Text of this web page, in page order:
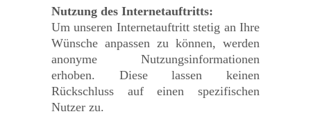
Nutzung des Internetauftritts:
Um unseren Internetauftritt stetig an Ihre
Wünsche anpassen zu können, werden
anonyme Nutzungsinformationen
erhoben. Diese lassen keinen
Rückschluss auf einen spezifischen
Nutzer zu.